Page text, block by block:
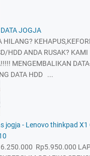
JOGJA
HILANG?
HDD ANDA RUSAK? KAMI
MENGEMBALIKAN
DATA HDD ...
jogja - Lenovo thinkpad
Rp5.950.000